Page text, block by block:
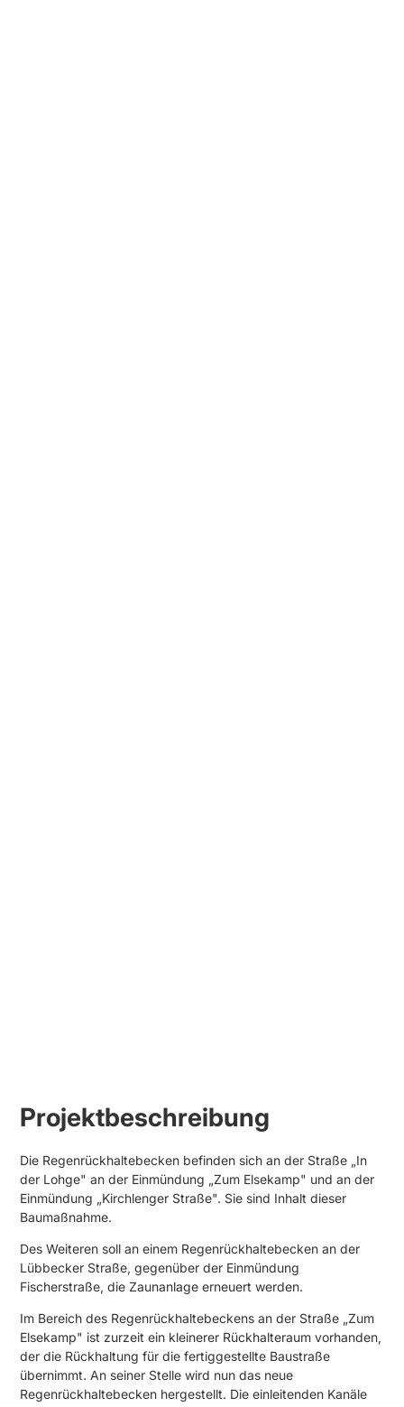
Projektbeschreibung
Die Regenrückhaltebe­cken befinden sich an der Straße „In
der Lohge" an der Einmündung „Zum Elsekamp" und an der
Einmündung „Kirchlenger Straße". Sie sind Inhalt dieser
Baumaßnahme.
Des Weiteren soll an einem Regenrückhaltebecken an der
Lübbecker Straße, gegenüber der Einmündung
Fischerstraße, die Zaunanlage erneuert werden.
Im Bereich des Regenrückhaltebeckens an der Straße „Zum
Elsekamp" ist zurzeit ein kleinerer Rückhalteraum vorhanden,
der die Rückhaltung für die fertiggestellte Baustraße
übernimmt. An seiner Stelle wird nun das neue
Regenrückhaltebecken her­gestellt. Die einleitenden Kanäle